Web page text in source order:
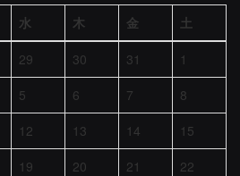
水 木 金 土
29 30 31
1
5 6 7
8
12 13 14
15
19 20 21
22